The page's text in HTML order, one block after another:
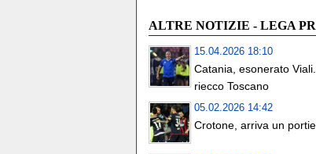
ALTRE NOTIZIE - LEGA
15.04.2026 18:10
Catania, esonerato
riecco Toscano
05.02.2026 14:42
Crotone, arriva un